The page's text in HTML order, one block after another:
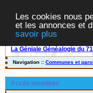
Les cookies nous
et les annonces et
savoir plus
La Géniale Généalogie du 71
Navigation :: Communes et
Accès membres